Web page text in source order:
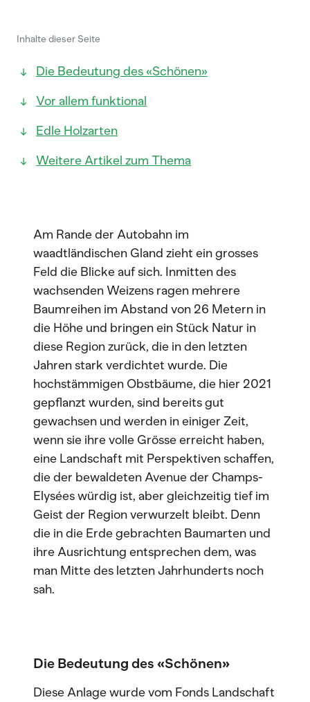
Inhalte dieser Seite
Die Bedeutung des «Schönen»
Vor allem funktional
Edle Holzarten
Weitere Artikel zum Thema
Am Rande der Autobahn im
waadtländischen Gland zieht ein grosses
Feld die Blicke auf sich. Inmitten des
wachsenden Weizens ragen mehrere
Baumreihen im Abstand von 26 Metern in
die Höhe und bringen ein Stück Natur in
diese Region zurück, die in den letzten
Jahren stark verdichtet wurde. Die
hochstämmigen Obstbäume, die hier 2021
gepflanzt wurden, sind bereits gut
gewachsen und werden in einiger Zeit,
wenn sie ihre volle Grösse erreicht haben,
eine Landschaft mit Perspektiven schaffen,
die der bewaldeten Avenue der Champs-
Elysées würdig ist, aber gleichzeitig tief im
Geist der Region verwurzelt bleibt. Denn
die in die Erde gebrachten Baumarten und
ihre Ausrichtung entsprechen dem, was
man Mitte des letzten Jahrhunderts noch
sah.
Die Bedeutung des «Schönen»
Diese Anlage wurde vom Fonds Landschaft